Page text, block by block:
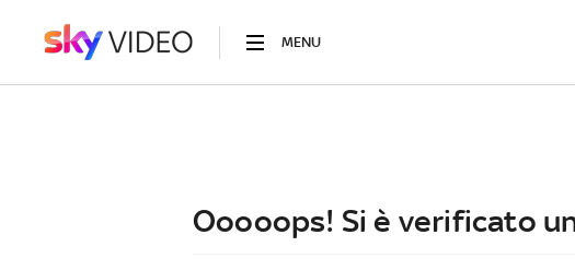
MENU
Ooooops! Si è verificato